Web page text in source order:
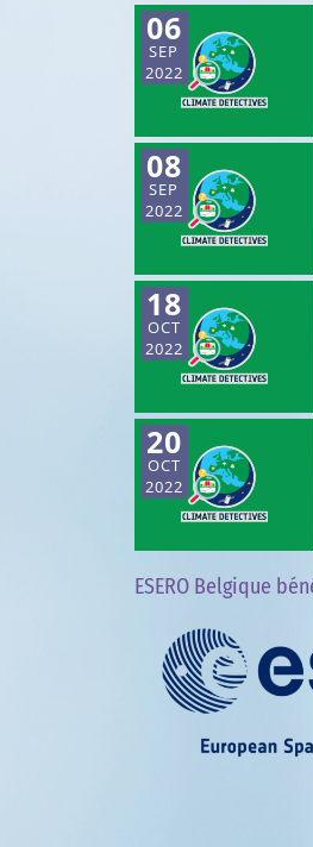
06
SEP
2022
08
SEP
2022
18
OCT
2022
20
OCT
2022
ESERO Belgique